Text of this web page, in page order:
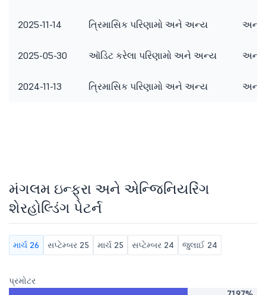
2025-11-14 ત્રિમાસિક પરિણામો અને અન્ય અન્ય
2025-05-30 ઑડિટ કરેલા પરિણામો અને અન્ય અન્ય
2024-11-13 ત્રિમાસિક પરિણામો અને અન્ય અન્ય
મંગલમ ઇન્ફ્રા અને એન્જિનિયરિંગ
શેરહોલ્ડિંગ પેટર્ન
માર્ચ 26 સપ્ટેમ્બર 25 માર્ચ 25 સપ્ટેમ્બર 24 જુલાઈ 24
પ્રમોટર